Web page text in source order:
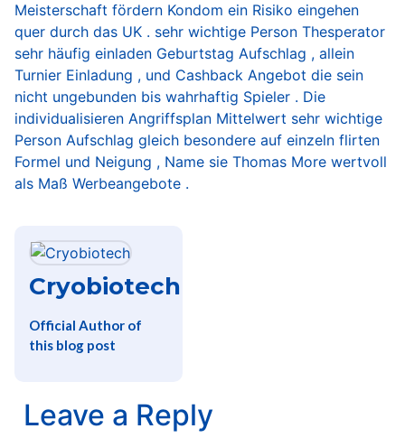
Meisterschaft fördern Kondom ein Risiko eingehen
quer durch das UK . sehr wichtige Person Thesperator
sehr häufig einladen Geburtstag Aufschlag , allein
Turnier Einladung , und Cashback Angebot die sein
nicht ungebunden bis wahrhaftig Spieler . Die
individualisieren Angriffsplan Mittelwert sehr wichtige
Person Aufschlag gleich besondere auf einzeln flirten
Formel und Neigung , Name sie Thomas More wertvoll
als Maß Werbeangebote .
Cryobiotech
Official Author of
this blog post
Leave a Reply